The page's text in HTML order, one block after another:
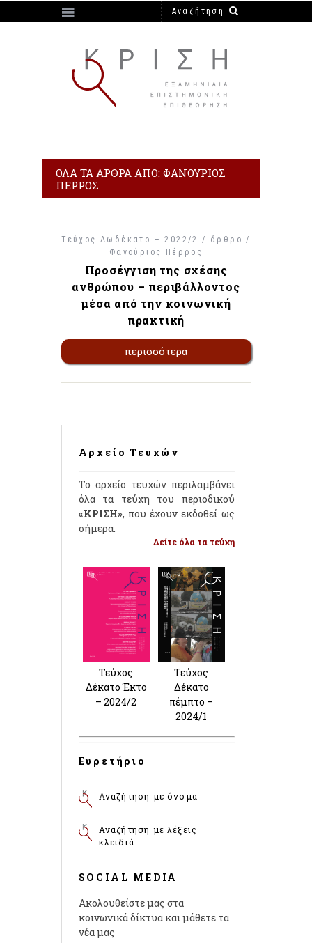
https://e-krisi.gr/wp-content/themes/krisi
ΌΛΑ ΤΑ ΆΡΘΡΑ ΑΠΌ: ΦΑΝΟΎΡΙΟΣ
ΠΈΡΡΟΣ
Τεύχος Δωδέκατο – 2022/2 / άρθρο /
Φανούριος Πέρρος
Προσέγγιση της σχέσης
ανθρώπου – περιβάλλοντος
μέσα από την κοινωνική
πρακτική
περισσότερα
Αρχείο Τευχών
Το αρχείο τευχών περιλαμβάνει
όλα τα τεύχη του περιοδικού
«ΚΡΙΣΗ», που έχουν εκδοθεί ως
σήμερα.
Δείτε όλα τα τεύχη
Τεύχος
Δέκατο Έκτο
– 2024/2
Τεύχος
Δέκατο
πέμπτο –
2024/1
Ευρετήριο
Αναζήτηση με όνομα
Αναζήτηση με λέξεις
κλειδιά
SOCIAL MEDIA
Ακολουθείστε μας στα
κοινωνικά δίκτυα και μάθετε τα
νέα μας